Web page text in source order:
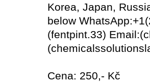
Korea, Japan,
below
(fentpint.33)
Cena: 250,- Kč